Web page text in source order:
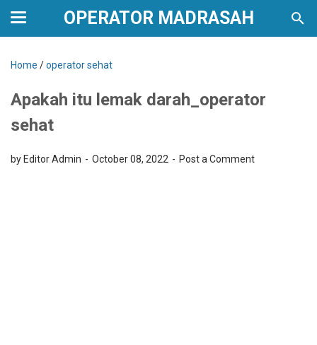
OPERATOR MADRASAH
Home /operator sehat
Apakah itu lemak darah_operator
sehat
by Editor Admin October 08, 2022 Post a Comment